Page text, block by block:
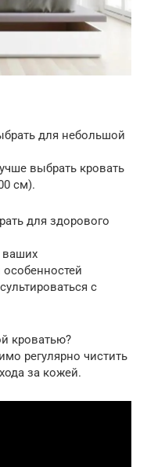
для небольшой
выбрать кровать
см).
для здорового
ваших
с
кроватью?
регулярно чистить
за кожей.